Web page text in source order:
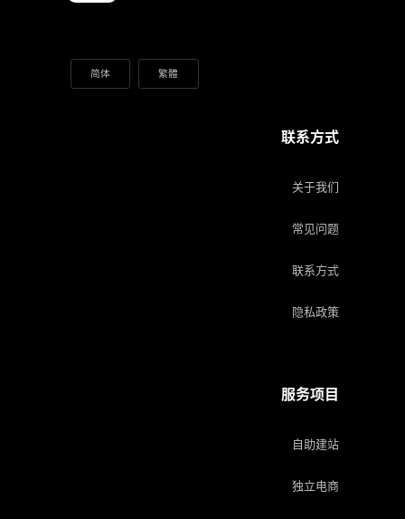
简体 繁體
联系方式
关于我们
常见问题
联系方式
隐私政策
服务项目
自助建站
独立电商